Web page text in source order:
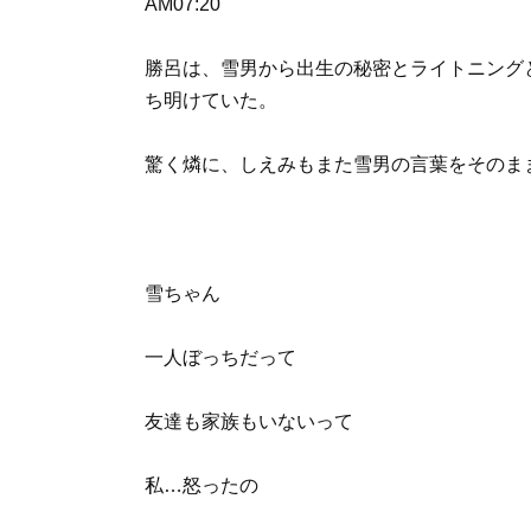
勝呂は、雪男から出生の秘密とライトニン
ち明けていた。
驚く燐に、しえみもまた雪男の言葉をそのま
雪ちゃん
一人ぼっちだって
友達も家族もいないって
私…怒ったの